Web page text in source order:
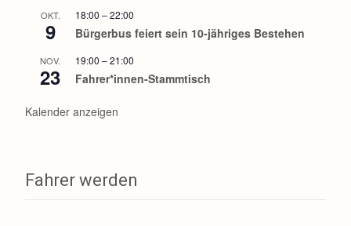
OKT.
9
18:00 –22:00
Bürgerbus feiert sein 10-jähriges Bestehen
NOV.
23
19:00 –21:00
Fahrer*innen-Stammtisch
Kalender anzeigen
Fahrer werden